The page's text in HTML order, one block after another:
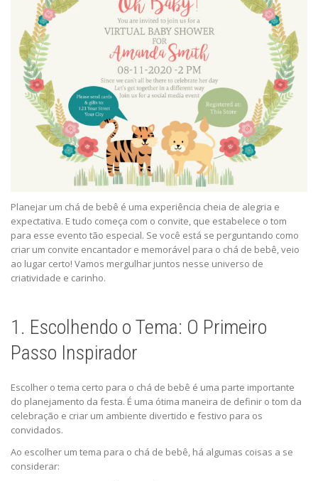
Planejar um chá de bebê é uma experiência cheia de alegria e
expectativa. E tudo começa com o convite, que estabelece o tom
para esse evento tão especial. Se você está se perguntando como
criar um convite encantador e memorável para o chá de bebê, veio
ao lugar certo! Vamos mergulhar juntos nesse universo de
criatividade e carinho.
1. Escolhendo o Tema: O Primeiro
Passo Inspirador
Escolher o tema certo para o chá de bebê é uma parte importante
do planejamento da festa. É uma ótima maneira de definir o tom da
celebração e criar um ambiente divertido e festivo para os
convidados.
Ao escolher um tema para o chá de bebê, há algumas coisas a se
considerar: